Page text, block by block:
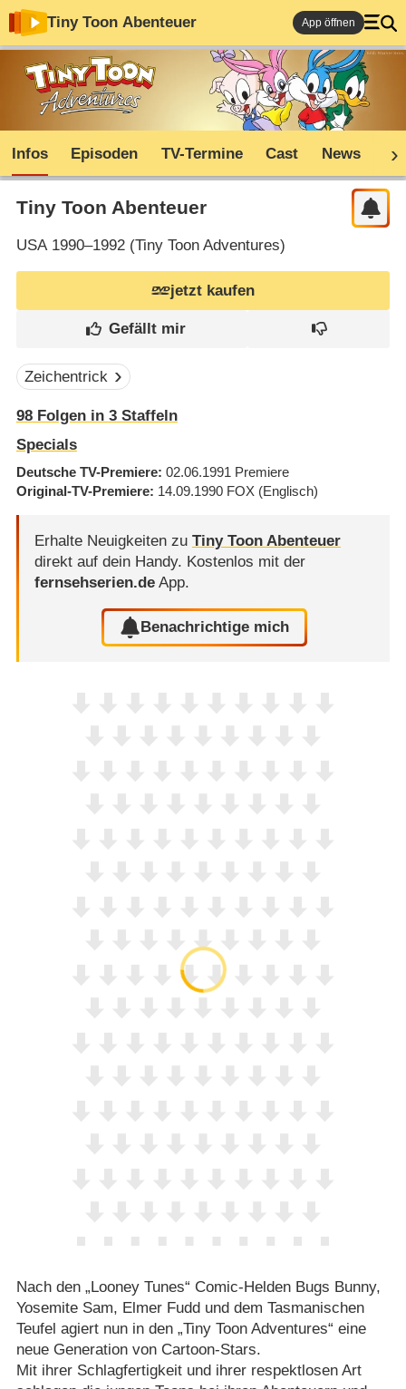
Tiny Toon Abenteuer App öffnen
Infos Episoden TV-Termine Cast News
Tiny Toon Abenteuer
USA1990–1992 (Tiny Toon Adventures)
jetzt kaufen
Zeichentrick
98Folgen in 3Staffeln
Specials
Deutsche TV-Premiere 02.06.1991 Premiere
Original-TV-Premiere 14.09.1990 FOX (Englisch)
Erhalte Neuigkeiten zu Tiny Toon Abenteuer
direkt auf dein Handy. Kostenlos mit der
fernsehserien.deApp.
Benachrichtige mich
Nach den „Looney Tunes“ Comic-Helden Bugs Bunny,
Yosemite Sam, Elmer Fudd und dem Tasmanischen
Teufel agiert nun in den „Tiny Toon Adventures“ eine
neue Generation von Cartoon-Stars.
Mit ihrer Schlagfertigkeit und ihrer respektlosen Art